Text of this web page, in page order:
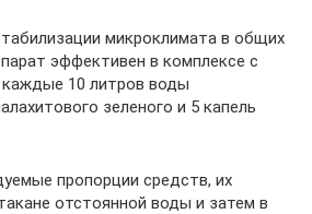
микроклимата в общих
эффективен в комплексе с
10 литров воды
зеленого и 5 капель
пропорции средств, их
отстоянной воды и затем в